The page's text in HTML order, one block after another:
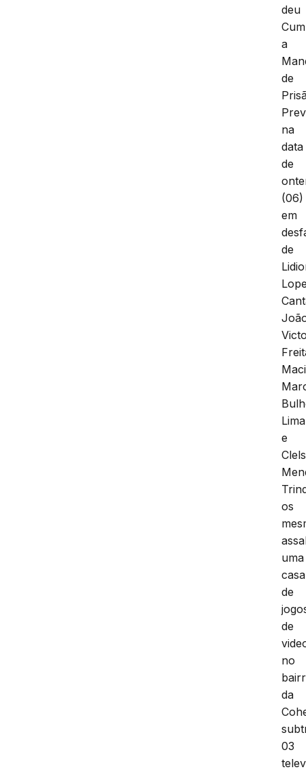
deu
a
de
na
data
de
(06)
em
de
Lima
e
os
uma
casa
de
de
no
da
03